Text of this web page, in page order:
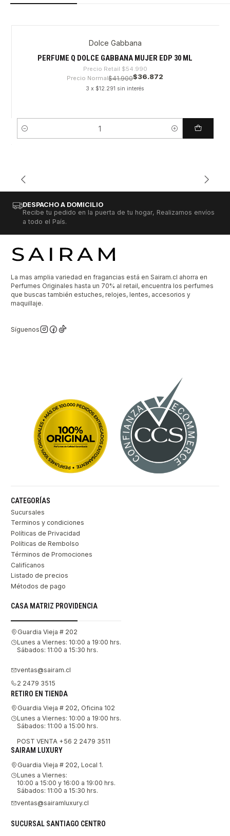
Nuevo
Dolce Gabbana
PERFUME Q DOLCE GABBANA MUJER EDP 30 ML
Precio Retail $54.990
Precio Normal$41.900$36.872
3 x $12.291 sin interés
Cantidad
DESPACHO A DOMICILIO
Recibe tu pedido en la puerta de tu hogar, Realizamos envíos
a todo el País.
La mas amplia variedad en fragancias está en Sairam.cl ahorra en
Perfumes Originales hasta un 70% al retail, encuentra los perfumes
que buscas también estuches, relojes, lentes, accesorios y
maquillaje.
Síguenos
CATEGORÍAS
Sucursales
Terminos y condiciones
Políticas de Privacidad
Políticas de Rembolso
Términos de Promociones
Califícanos
Listado de precios
Métodos de pago
CASA MATRIZ PROVIDENCIA
Guardia Vieja # 202
Lunes a Viernes: 10:00 a 19:00 hrs.
Sábados: 11:00 a 15:30 hrs.
ventas@sairam.cl
2 2479 3515
RETIRO EN TIENDA
Guardia Vieja # 202, Oficina 102
Lunes a Viernes: 10:00 a 19:00 hrs.
Sábados: 11:00 a 15:00 hrs.
POST VENTA +56 2 2479 3511
SAIRAM LUXURY
Guardia Vieja # 202, Local 1.
Lunes a Viernes:
10:00 a 15:00 y 16:00 a 19:00 hrs.
Sábados: 11:00 a 15:30 hrs.
ventas@sairamluxury.cl
SUCURSAL SANTIAGO CENTRO